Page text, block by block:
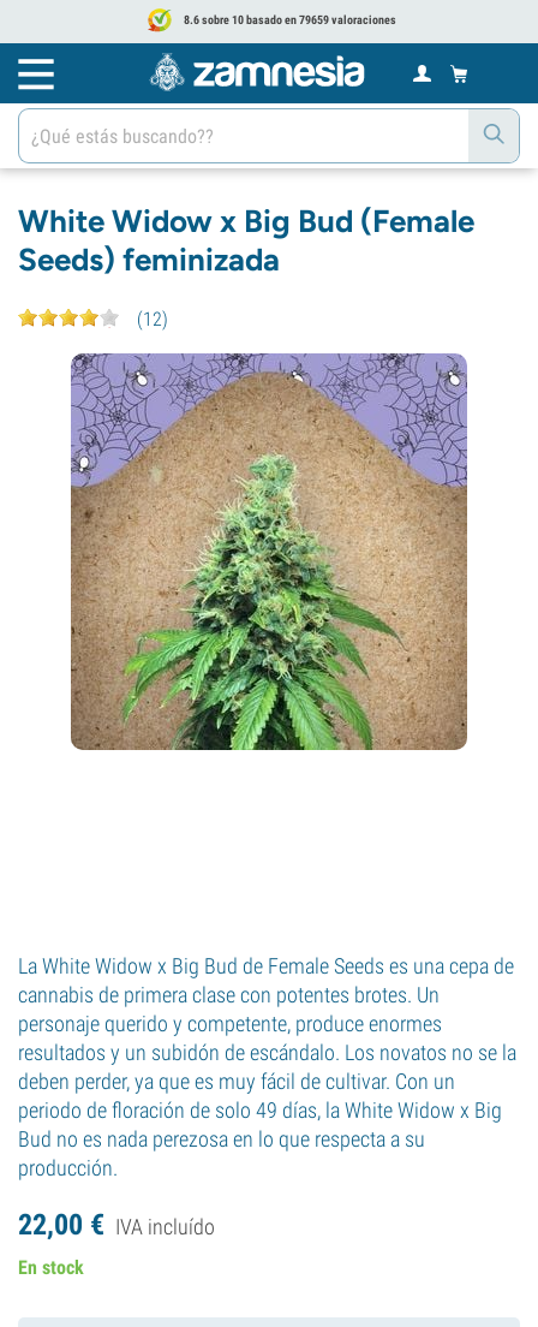
8.6 sobre 10 basado en 79659 valoraciones
White Widow x Big Bud (Female
Seeds) feminizada
(12)
La White Widow x Big Bud de Female Seeds es una cepa de
cannabis de primera clase con potentes brotes. Un
personaje querido y competente, produce enormes
resultados y un subidón de escándalo. Los novatos no se la
deben perder, ya que es muy fácil de cultivar. Con un
periodo de floración de solo 49 días, la White Widow x Big
Bud no es nada perezosa en lo que respecta a su
producción.
22,00 € IVA incluído
En stock